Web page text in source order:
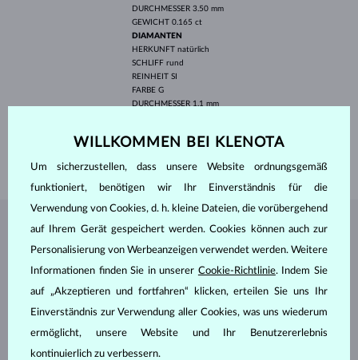
DURCHMESSER 3.50 mm
GEWICHT 0.165 ct
DIAMANTEN
HERKUNFT natürlich
SCHLIFF rund
REINHEIT SI
FARBE G
DURCHMESSER 1.1 mm
1.90 mm
SCHMUCK AUS DEMKLENOTA ATELIER
WILLKOMMEN BEI KLENOTA
Um sicherzustellen, dass unsere Website ordnungsgemäß
funktioniert, benötigen wir Ihr Einverständnis für die
Verwendung von Cookies, d. h. kleine Dateien, die vorübergehend
auf Ihrem Gerät gespeichert werden. Cookies können auch zur
Personalisierung von Werbeanzeigen verwendet werden. Weitere
Informationen finden Sie in unserer Cookie-Richtlinie. Indem Sie
auf „Akzeptieren und fortfahren“ klicken, erteilen Sie uns Ihr
Einverständnis zur Verwendung aller Cookies, was uns wiederum
ermöglicht, unsere Website und Ihr Benutzererlebnis
kontinuierlich zu verbessern.